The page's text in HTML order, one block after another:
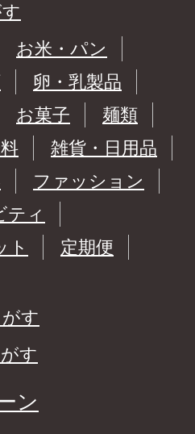
お米・パン
卵・乳製品
お菓子
麺類
雑貨・日用品
ファッション
ティ
ト
定期便
す
す
ン